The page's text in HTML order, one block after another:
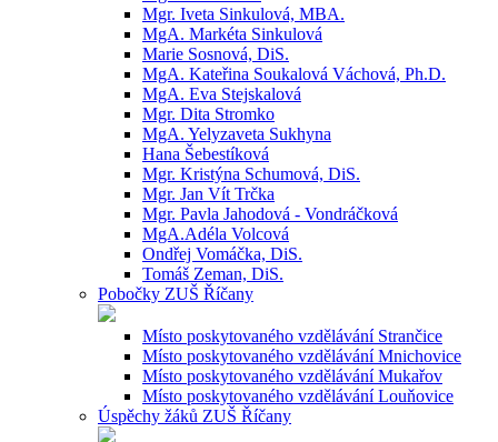
Mgr. Iveta Sinkulová, MBA.
MgA. Markéta Sinkulová
Marie Sosnová, DiS.
MgA. Kateřina Soukalová Váchová, Ph.D.
MgA. Eva Stejskalová
Mgr. Dita Stromko
MgA. Yelyzaveta Sukhyna
Hana Šebestíková
Mgr. Kristýna Schumová, DiS.
Mgr. Jan Vít Trčka
Mgr. Pavla Jahodová - Vondráčková
MgA.Adéla Volcová
Ondřej Vomáčka, DiS.
Tomáš Zeman, DiS.
Pobočky ZUŠ Říčany
Místo poskytovaného vzdělávání Strančice
Místo poskytovaného vzdělávání Mnichovice
Místo poskytovaného vzdělávání Mukařov
Místo poskytovaného vzdělávání Louňovice
Úspěchy žáků ZUŠ Říčany